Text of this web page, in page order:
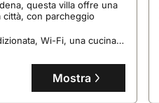
questa villa offre una
con parcheggio
Wi-Fi, una cucina
microonde e
godersi il soggiorno.
Mostra